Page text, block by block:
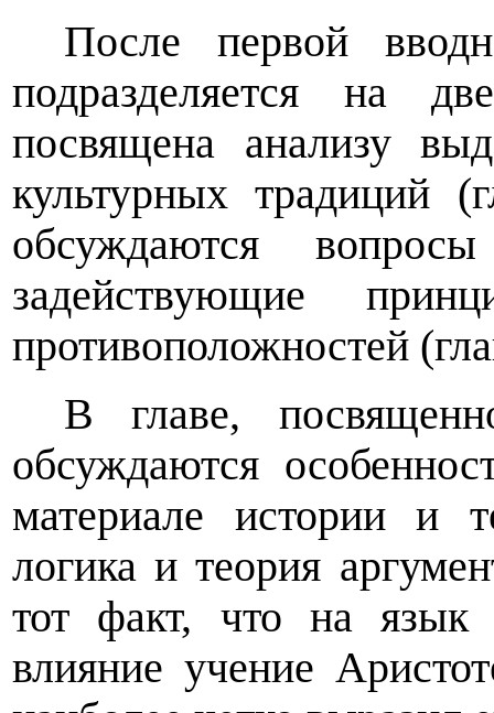
После первой
подразделяется на
посвящена анализу
культурных традиций
обсуждаются
задействующие
противоположностей
В главе,
обсуждаются
материале истории и
логика и теория
тот факт, что на язык
влияние учение